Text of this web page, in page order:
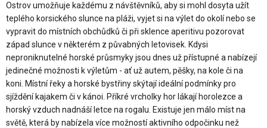
Ostrov umožňuje každému z návštěvníků, aby si mohl dosyta užít
teplého korsického slunce na pláži, vyjet si na výlet do okolí nebo se
vypravit do místních obchůdků či při sklence aperitivu pozorovat
západ slunce v některém z půvabných letovisek. Kdysi
neproniknutelné horské průsmyky jsou dnes už přístupné a nabízejí
jedinečné možnosti k výletům - ať už autem, pěšky, na kole či na
koni. Místní řeky a horské bystřiny skýtají ideální podmínky pro
sjíždění kajakem či v kánoi. Příkré vrcholky hor lákají horolezce a
horský vzduch nadnáší letce na rogalu. Existuje jen málo míst na
světě, která by nabízela více možností aktivního odpočinku než